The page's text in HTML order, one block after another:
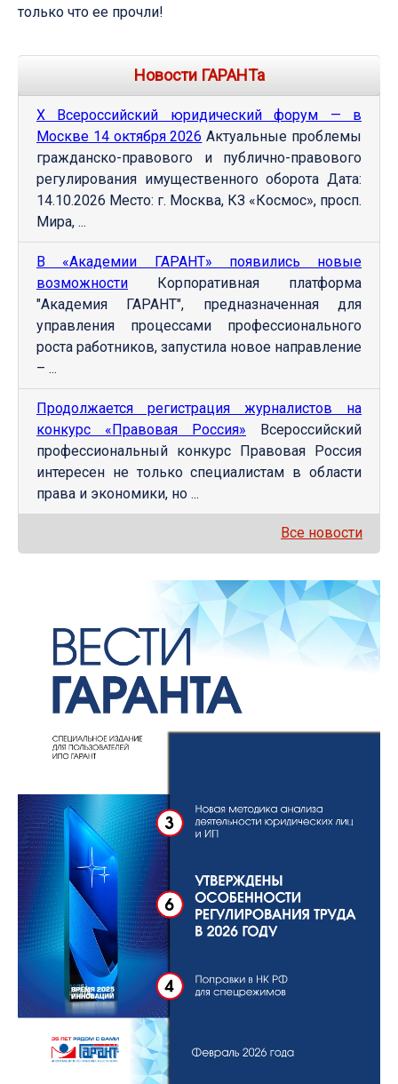
только что ее прочли!
Новости ГАРАНТа
Х Всероссийский юридический форум — в
Москве 14 октября 2026 Актуальные проблемы
гражданско-правового и публично-правового
регулирования имущественного оборота Дата:
14.10.2026 Место: г. Москва, КЗ «Космос», просп.
Мира, ...
В «Академии ГАРАНТ» появились новые
возможности Корпоративная платформа
"Академия ГАРАНТ", предназначенная для
управления процессами профессионального
роста работников, запустила новое направление
– ...
Продолжается регистрация журналистов на
конкурс «Правовая Россия» Всероссийский
профессиональный конкурс Правовая Россия
интересен не только специалистам в области
права и экономики, но ...
Все новости